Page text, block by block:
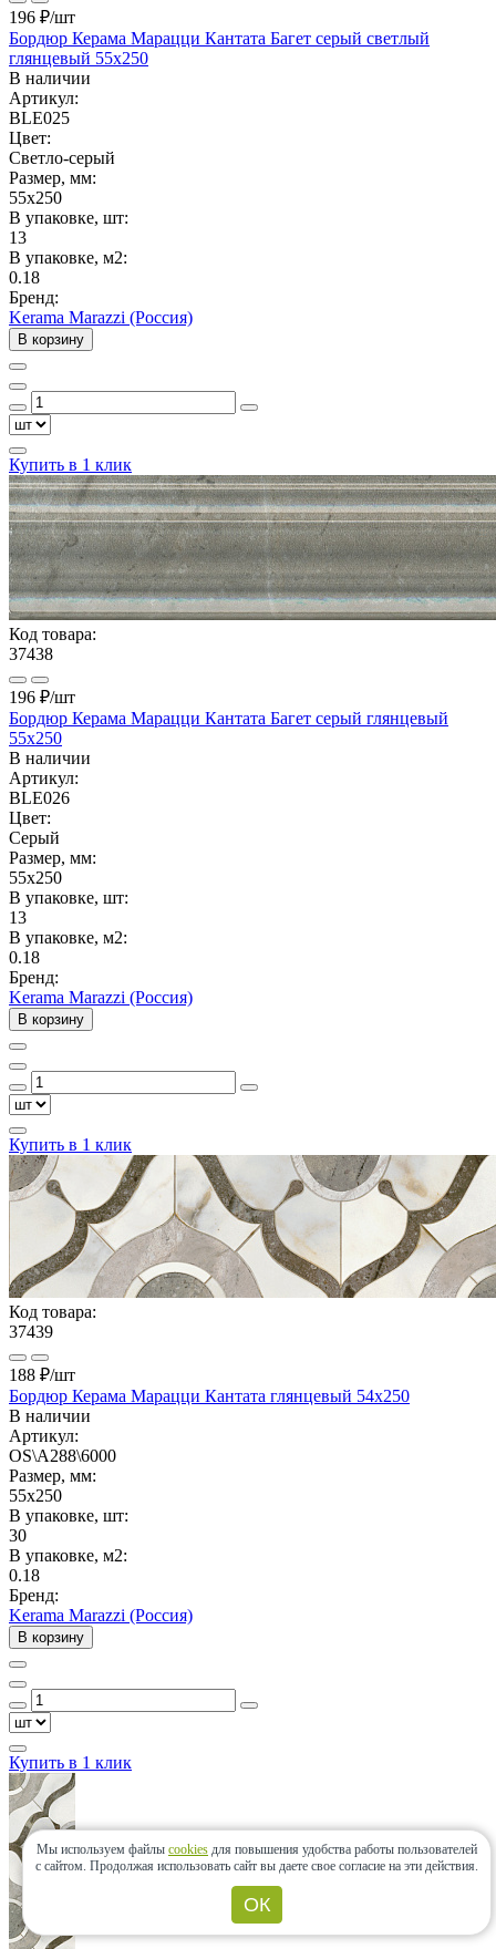
196 ₽/шт
Бордюр Керама Марацци Кантата Багет серый светлый
глянцевый 55x250
В наличии
Артикул:
BLE025
Цвет:
Светло-серый
Размер, мм:
55x250
В упаковке, шт:
13
В упаковке, м2:
0.18
Бренд:
Kerama Marazzi (Россия)
В корзину
Купить в 1 клик
Код товара:
37438
196 ₽/шт
Бордюр Керама Марацци Кантата Багет серый глянцевый
55x250
В наличии
Артикул:
BLE026
Цвет:
Серый
Размер, мм:
55x250
В упаковке, шт:
13
В упаковке, м2:
0.18
Бренд:
Kerama Marazzi (Россия)
В корзину
Купить в 1 клик
Код товара:
37439
188 ₽/шт
Бордюр Керама Марацци Кантата глянцевый 54x250
В наличии
Артикул:
OS\A288\6000
Размер, мм:
55x250
В упаковке, шт:
30
В упаковке, м2:
0.18
Бренд:
Kerama Marazzi (Россия)
В корзину
Купить в 1 клик
Мы используем файлы cookies для повышения удобства работы пользователей
с сайтом. Продолжая использовать сайт вы даете свое согласие на эти действия.
ОК